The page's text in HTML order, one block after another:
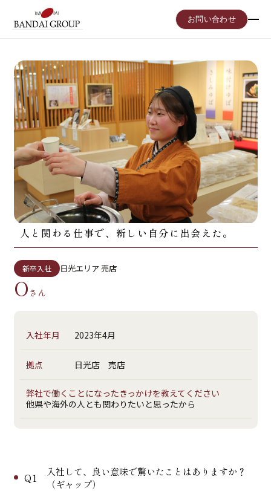
お問い合わせ
人と関わる仕事で、新しい自分に出会えた。
O さん
新卒入社 日光エリア 売店
入社年月 2023年4月
拠点 日光店 売店
弊社で働くことになったきっかけを教えてください
他県や海外の人とも関わりたいと思ったから
Q1
入社して、良い意味で驚いたことはありますか？
（ギャップ）